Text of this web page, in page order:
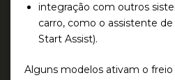
integração com outros
carro, como o assistente
Start Assist).
Alguns modelos ativam o